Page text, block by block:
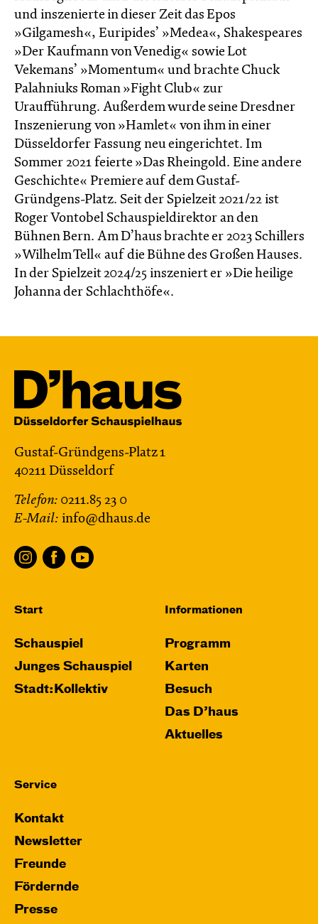
und inszenierte in dieser Zeit das Epos
»Gilgamesh«, Euripides’ »Medea«, Shakespeares
»Der Kaufmann von Venedig« sowie Lot
Vekemans’ »Momentum« und brachte Chuck
Palahniuks Roman »Fight Club« zur
Uraufführung. Außerdem wurde seine Dresdner
Inszenierung von »Hamlet« von ihm in einer
Düsseldorfer Fassung neu eingerichtet. Im
Sommer 2021 feierte »Das Rheingold. Eine andere
Geschichte« Premiere auf dem Gustaf-
Gründgens-Platz. Seit der Spielzeit 2021/22 ist
Roger Vontobel Schauspieldirektor an den
Bühnen Bern. Am D’haus brachte er 2023 Schillers
»Wilhelm Tell« auf die Bühne des Großen Hauses.
In der Spielzeit 2024/25 inszeniert er »Die heilige
Johanna der Schlachthöfe«.
Gustaf-Gründgens-Platz 1
40211 Düsseldorf
Telefon: 0211.85 23 0
E-Mail: info@dhaus.de
Start
Schauspiel
Junges Schauspiel
Stadt:Kollektiv
Informationen
Programm
Karten
Besuch
Das D’haus
Aktuelles
Service
Kontakt
Newsletter
Freunde
Fördernde
Presse